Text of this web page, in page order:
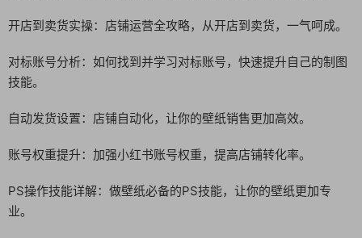
开店到卖货实操：店铺运营全攻略，从开店到卖货，一气呵成。
对标账号分析：如何找到并学习对标账号，快速提升自己的制图
技能。
自动发货设置：店铺自动化，让你的壁纸销售更加高效。
账号权重提升：加强小红书账号权重，提高店铺转化率。
PS操作技能详解：做壁纸必备的PS技能，让你的壁纸更加专
业。